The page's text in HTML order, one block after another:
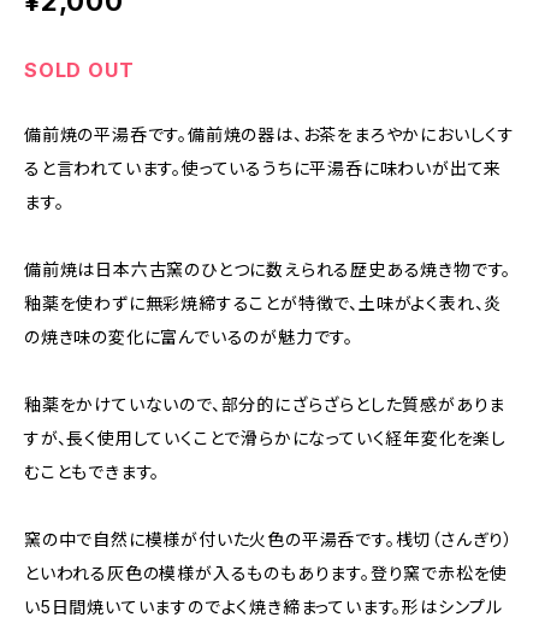
SOLD OUT
備前焼の平湯呑です。備前焼の器は、お茶をまろやかにおいしくす
ると言われています。使っているうちに平湯呑に味わいが出て来
ます。
備前焼は日本六古窯のひとつに数えられる歴史ある焼き物です。
釉薬を使わずに無彩焼締することが特徴で、土味がよく表れ、炎
の焼き味の変化に富んでいるのが魅力です。
釉薬をかけていないので、部分的にざらざらとした質感がありま
すが、長く使用していくことで滑らかになっていく経年変化を楽し
むこともできます。
窯の中で自然に模様が付いた火色の平湯呑です。桟切（さんぎり）
といわれる灰色の模様が入るものもあります。登り窯で赤松を使
い5日間焼いていますのでよく焼き締まっています。形はシンプル